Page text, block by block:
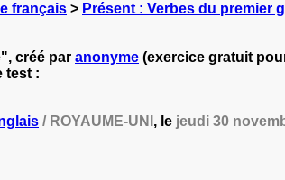
français > Présent : Verbes du premier
créé par anonyme (exercice gratuit
test :
/ ROYAUME-UNI , le jeudi 30